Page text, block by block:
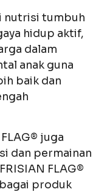
nutrisi tumbuh
hidup aktif,
dalam
anak guna
baik dan
juga
dan permainan
FLAG®
produk